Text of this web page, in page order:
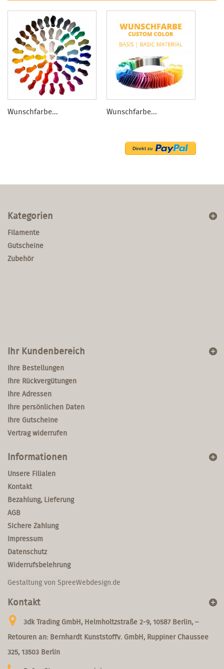
Wunschfarbe... Wunschfarbe...
Kategorien
Filamente
Gutscheine
Zubehör
Ihr Kundenbereich
Ihre Bestellungen
Ihre Rückvergütungen
Ihre Adressen
Ihre persönlichen Daten
Ihre Gutscheine
Vertrag widerrufen
Informationen
Unsere Filialen
Kontakt
Bezahlung, Lieferung
AGB
Sichere Zahlung
Impressum
Datenschutz
Widerrufsbelehrung
Gestaltung von SpreeWebdesign.de
Kontakt
3dk Trading GmbH, Helmholtzstraße 2-9, 10587 Berlin, –
Retouren an: Bernhardt Kunststoffv. GmbH, Ruppiner Chaussee
325, 13503 Berlin